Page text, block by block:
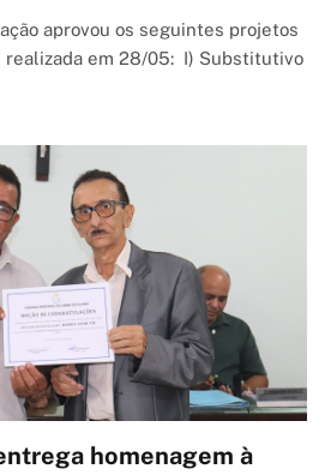
aprovou os seguintes projetos
realizada em 28/05: I) Substitutivo
homenagem à